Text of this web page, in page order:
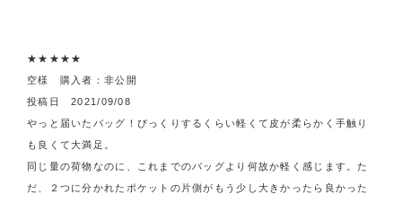
★★★★★
空様 購入者：非公開
投稿日 2021/09/08
やっと届いたバッグ！びっくりするくらい軽くて皮が柔らかく手触り
も良くて大満足。
同じ量の荷物なのに、これまでのバッグより何故か軽く感じます。た
だ、２つに分かれたポケットの片側がもう少し大きかったら良かった